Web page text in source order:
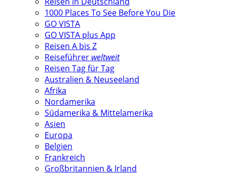
1000 Places To See Before You Die
GO VISTA
GO VISTA plus App
Reisen A bis Z
Reiseführer weltweit
Reisen Tag für Tag
Australien & Neuseeland
Afrika
Nordamerika
Südamerika & Mittelamerika
Asien
Europa
Belgien
Frankreich
Großbritannien & Irland